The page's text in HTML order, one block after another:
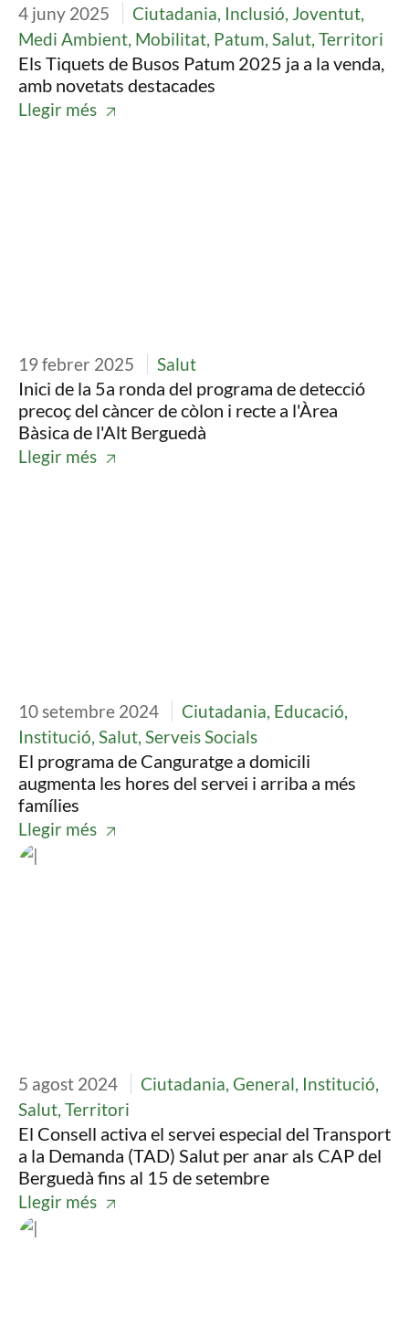
4 juny 2025
Ciutadania, Inclusió, Joventut,
Medi Ambient, Mobilitat, Patum, Salut, Territori
Els Tiquets de Busos Patum 2025 ja a la venda,
amb novetats destacades
Llegir més
19 febrer 2025 Salut
Inici de la 5a ronda del programa de detecció
precoç del càncer de còlon i recte a l'Àrea
Bàsica de l'Alt Berguedà
Llegir més
10 setembre 2024
Ciutadania, Educació,
Institució, Salut, Serveis Socials
El programa de Canguratge a domicili
augmenta les hores del servei i arriba a més
famílies
Llegir més
Imatge
5 agost 2024
Ciutadania, General, Institució,
Salut, Territori
El Consell activa el servei especial del Transport
a la Demanda (TAD) Salut per anar als CAP del
Berguedà fins al 15 de setembre
Llegir més
Imatge